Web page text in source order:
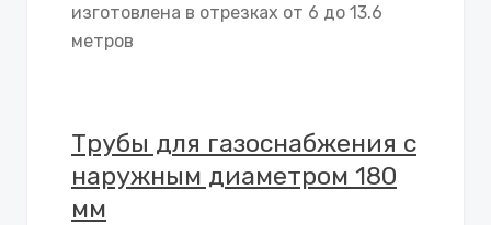
изготовлена в отрезках от 6 до 13.6
метров
Трубы для газоснабжения с
наружным диаметром 180
мм